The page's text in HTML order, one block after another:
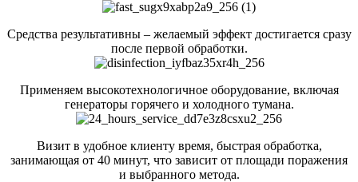
Средства результативны – желаемый эффект достигается сразу
после первой обработки.
Применяем высокотехнологичное оборудование, включая
генераторы горячего и холодного тумана.
Визит в удобное клиенту время, быстрая обработка,
занимающая от 40 минут, что зависит от площади поражения
и выбранного метода.